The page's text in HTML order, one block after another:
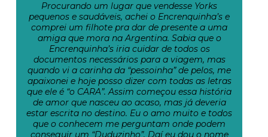
Procurando um lugar que vendesse Yorks
pequenos e saudáveis, achei o Encrenquinha’s e
comprei um filhote pra dar de presente a uma
amiga que mora na Argentina. Sabia que o
Encrenquinha’s iria cuidar de todos os
documentos necessários para a viagem, mas
quando vi a carinha da “pessoinha” de pelos, me
apaixonei e hoje posso dizer com todas as letras
que ele é “o CARA”. Assim começou essa história
de amor que nasceu ao acaso, mas já deveria
estar escrita no destino. Eu o amo muito e todos
que o conhecem me perguntam onde podem
conseguir um “Duduzinho”. Daí eu dou o nome